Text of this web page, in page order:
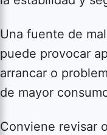
Una fuente de
puede provocar
arrancar o
de mayor
Conviene revisar